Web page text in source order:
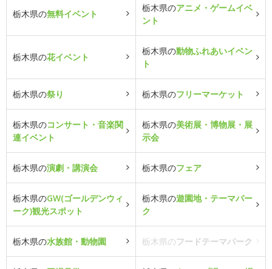
栃木県の無料イベント
栃木県のアニメ・ゲームイベ
ント
栃木県の花イベント
栃木県の動物ふれあいイベン
ト
栃木県の祭り 栃木県のフリーマーケット
栃木県のコンサート・音楽関
連イベント
栃木県の美術展・博物展・展
示会
栃木県の演劇・講演会 栃木県のフェア
栃木県のGW(ゴールデンウィ
ーク)観光スポット
栃木県の遊園地・テーマパー
ク
栃木県の水族館・動物園 栃木県のフードテーマパーク